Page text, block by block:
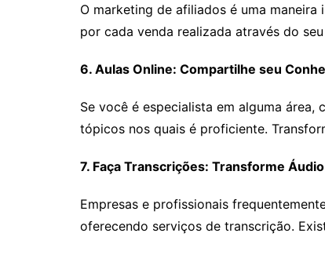
O marketing de afiliados é uma
por cada venda realizada através do
6. Aulas Online: Compartilhe seu
Se você é especialista em alguma
tópicos nos quais é proficiente.
7. Faça Transcrições: Transforme
Empresas e profissionais
oferecendo serviços de transcrição.